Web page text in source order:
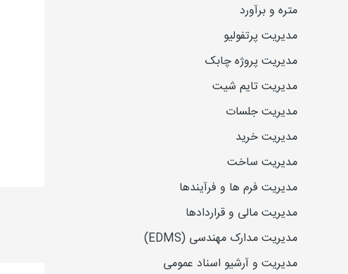
متره و برآورد
مدیریت پرتفولیو
مدیریت پروژه چابک
مدیریت تایم شیت
مدیریت جلسات
مدیریت خرید
مدیریت ساخت
مدیریت فرم ها و فرآیندها
مدیریت مالی و قراردادها
مدیریت مدارک مهندسی (EDMS)
مدیریت و آرشیو اسناد عمومی